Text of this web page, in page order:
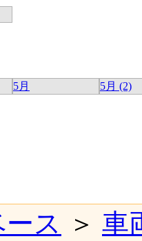
5月 5月 (2)
ス ＞ 車